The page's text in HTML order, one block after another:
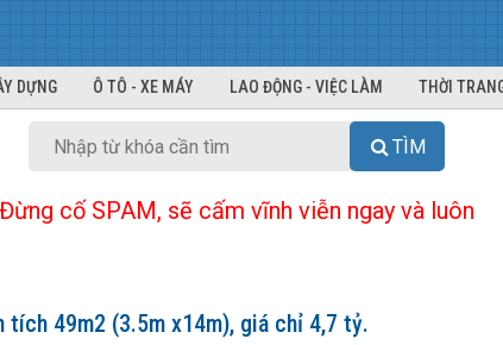
DỰNG Ô TÔ - XE MÁY LAO ĐỘNG - VIỆC LÀM THỜI
TÌM
Đừng cố SPAM, sẽ cấm vĩnh viễn ngay và luôn
tích 49m2 (3.5m x14m), giá chỉ 4,7 tỷ.